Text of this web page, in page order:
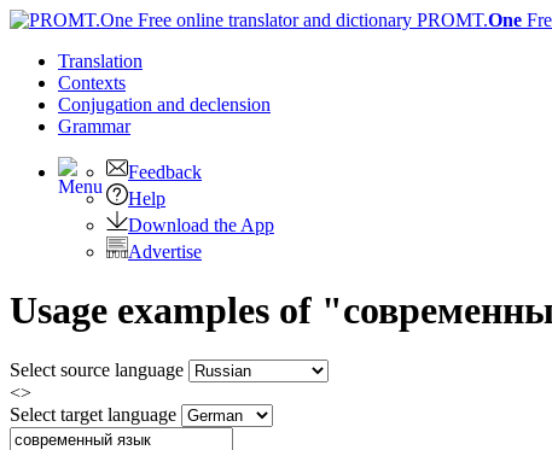
PROMT.One
Translation
Contexts
Conjugation and declension
Grammar
Feedback
Help
Download the App
Advertise
Usage examples of
Select source language
<>
Select target language